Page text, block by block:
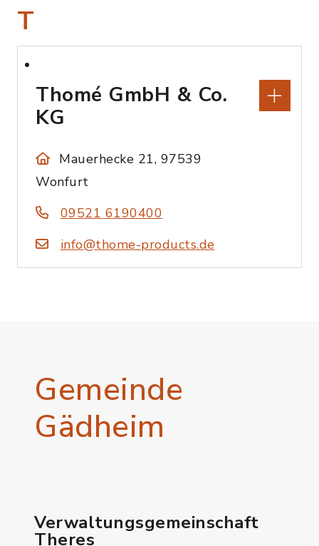
T
Thomé GmbH & Co.
KG
Mauerhecke 21, 97539
Wonfurt
09521 6190400
info@thome-products.de
Gemeinde
Gädheim
Verwaltungsgemeinschaft
Theres